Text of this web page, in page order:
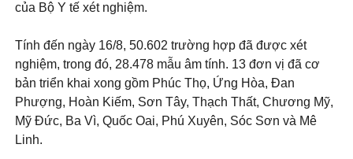
của Bộ Y tế xét nghiệm.
Tính đến ngày 16/8, 50.602 trường hợp đã được xét
nghiệm, trong đó, 28.478 mẫu âm tính. 13 đơn vị đã cơ
bản triển khai xong gồm Phúc Thọ, Ứng Hòa, Đan
Phượng, Hoàn Kiếm, Sơn Tây, Thạch Thất, Chương Mỹ,
Mỹ Đức, Ba Vì, Quốc Oai, Phú Xuyên, Sóc Sơn và Mê
Linh.